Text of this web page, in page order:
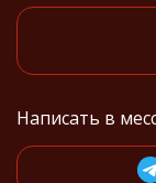
Написать в